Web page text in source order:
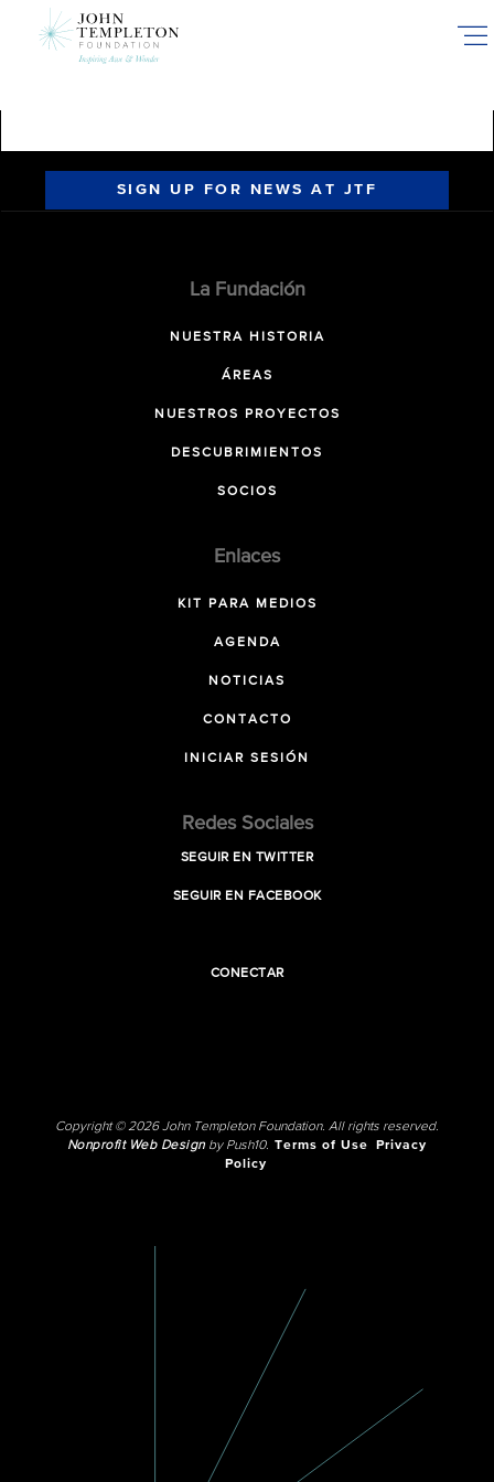
SIGN UP FOR NEWS AT JTF
La Fundación
NUESTRA HISTORIA
ÁREAS
NUESTROS PROYECTOS
DESCUBRIMIENTOS
SOCIOS
Enlaces
KIT PARA MEDIOS
AGENDA
NOTICIAS
CONTACTO
INICIAR SESIÓN
Redes Sociales
SEGUIR EN TWITTER
SEGUIR EN FACEBOOK
CONECTAR
Copyright © 2026 John Templeton Foundation. All rights reserved.
Nonprofit Web Designby Push10. Terms of Use
Privacy
Policy